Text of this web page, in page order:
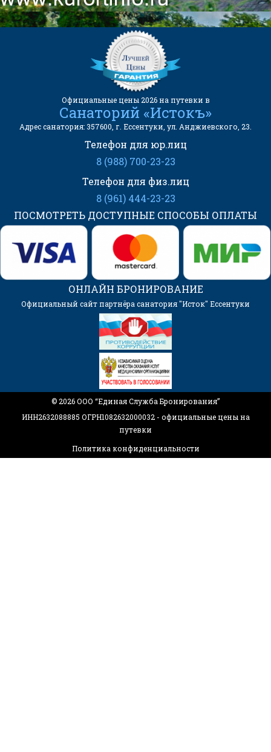
Официальные цены 2026 на путевки в
Санаторий «Истокъ»
Адрес санатория: 357600, г. Ессентуки, ул. Анджиевского, 23.
Телефон для юр.лиц
8 (988) 700-23-23
Телефон для физ.лиц
8 (961) 444-23-23
ПОСМОТРЕТЬ ДОСТУПНЫЕ СПОСОБЫ ОПЛАТЫ
ОНЛАЙН БРОНИРОВАНИЕ
Официальный сайт партнёра санатория "Исток" Ессентуки
© 2026 ООО “Единая Служба Бронирования”
ИНН2632088885 ОГРН1082632000032 - официальные цены на
путевки
Политика конфиденциальности